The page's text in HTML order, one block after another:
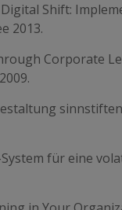
Shift:
2013.
Corporate
für eine